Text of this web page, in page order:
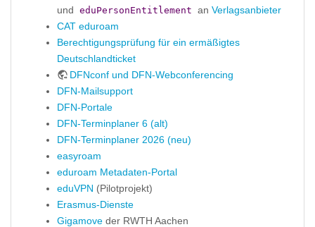
und eduPersonEntitlement an Verlagsanbieter
CAT eduroam
Berechtigungsprüfung für ein ermäßigtes
Deutschlandticket
DFNconf und DFN-Webconferencing
DFN-Mailsupport
DFN-Portale
DFN-Terminplaner 6 (alt)
DFN-Terminplaner 2026 (neu)
easyroam
eduroam Metadaten-Portal
eduVPN (Pilotprojekt)
Erasmus-Dienste
Gigamove der RWTH Aachen